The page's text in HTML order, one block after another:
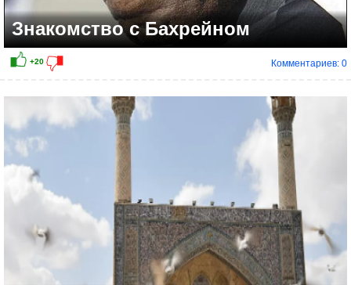
Знакомство с Бахрейном
Комментариев: 0